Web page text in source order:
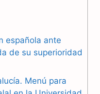
española ante
de su superioridad
Menú para